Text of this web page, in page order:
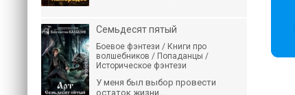
Семьдесят пятый
Боевое фэнтези / Книги про
волшебников / Попаданцы /
Историческое фэнтези
У меня был выбор провести
остаток жизни...